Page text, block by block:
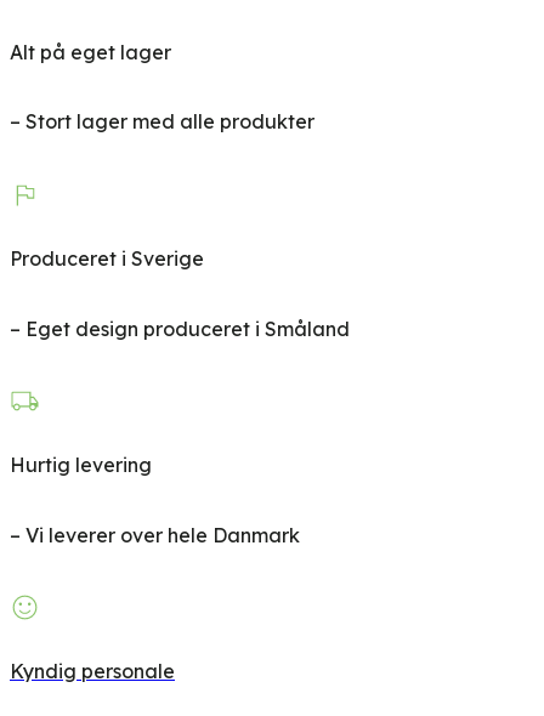
Alt på eget lager
– Stort lager med alle produkter
Produceret i Sverige
– Eget design produceret i Småland
Hurtig levering
– Vi leverer over hele Danmark
Kyndig personale